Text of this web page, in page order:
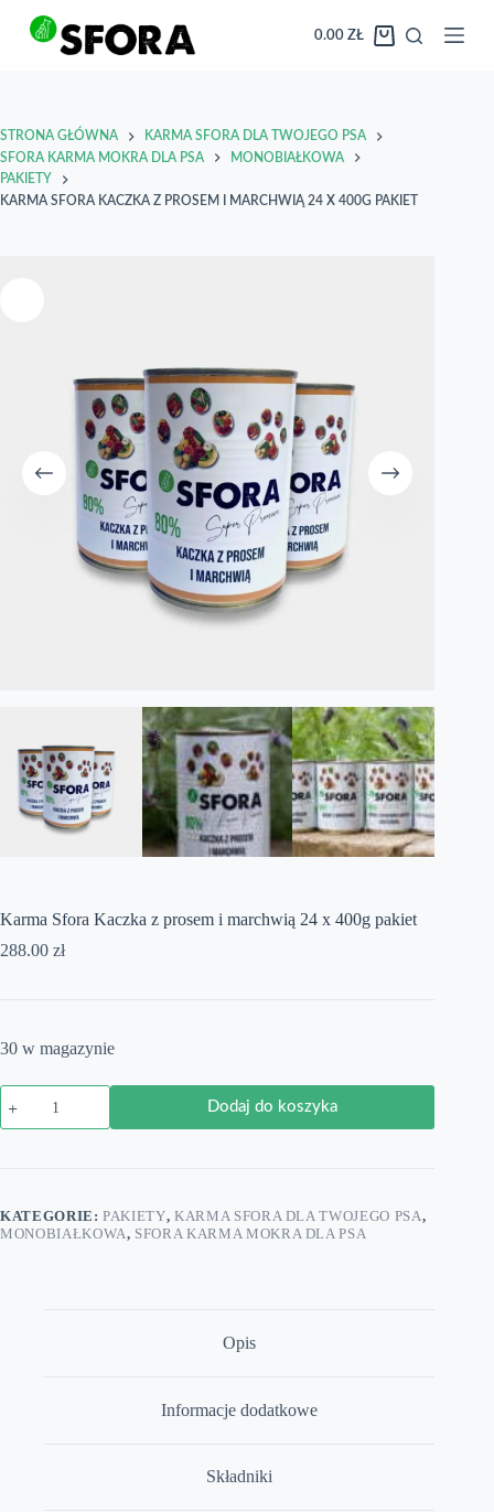
Koszyk
0.00 ZŁ
STRONA GŁÓWNA
KARMA SFORA DLA TWOJEGO PSA
SFORA KARMA MOKRA DLA PSA
MONOBIAŁKOWA
PAKIETY
KARMA SFORA KACZKA Z PROSEM I MARCHWIĄ 24 X 400G PAKIET
Karma Sfora Kaczka z prosem i marchwią 24 x 400g pakiet
288.00 zł
30 w magazynie
ilość
Karma
Sfora
marchwią
24
Dodaj do koszyka
KATEGORIE:PAKIETY,KARMA SFORA DLA TWOJEGO PSA,
MONOBIAŁKOWA, SFORA KARMA MOKRA DLA PSA
Opis
Informacje dodatkowe
Składniki